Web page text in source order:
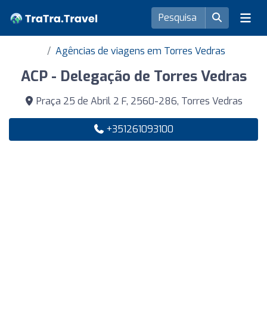
Agências de viagens em Torres Vedras
ACP - Delegação de Torres Vedras
Praça 25 de Abril 2 F, 2560-286, Torres Vedras
+351261093100